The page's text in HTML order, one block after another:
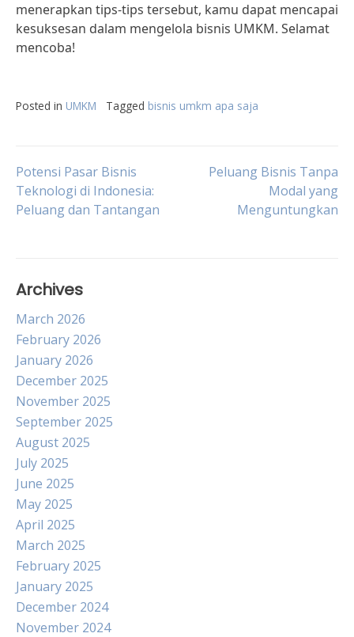
menerapkan tips-tips tersebut, kamu dapat mencapai
kesuksesan dalam mengelola bisnis UMKM. Selamat
mencoba!
Posted in UMKM Tagged bisnis umkm apa saja
Post
navigation
Potensi Pasar Bisnis
Teknologi di Indonesia:
Peluang dan Tantangan
Peluang Bisnis Tanpa
Modal yang
Menguntungkan
Archives
March 2026
February 2026
January 2026
December 2025
November 2025
September 2025
August 2025
July 2025
June 2025
May 2025
April 2025
March 2025
February 2025
January 2025
December 2024
November 2024